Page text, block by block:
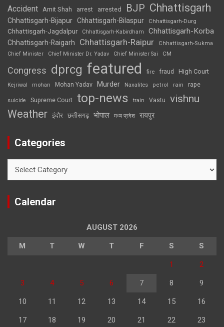
Accident Amit Shah arrest arrested BJP Chhattisgarh
Chhattisgarh-Bijapur Chhattisgarh-Bilaspur Chhattisgarh-Durg
Chhattisgarh-Jagdalpur Chhattisgarh-Kabirdham Chhattisgarh-Korba
Chhattisgarh-Raigarh Chhattisgarh-Raipur
Chhattisgarh-Sukma
Chief Minister
Chief Minister Dr. Yadav Chief Minister Sai CM
Congress dprcg featured fire fraud High Court
Kejriwal mohan Mohan Yadav Murder Naxalites petrol rain rape
suicide Supreme Court top-news train Vastu vishnu
Weather इंदौर छत्तीसगढ़ भोपाल मध्य प्रदेश रायपुर
Categories
Calendar
AUGUST 2026
M T W T F S S
1 2
3 4 5 6 7 8 9
10 11 12 13 14 15 16
17 18 19 20 21 22 23